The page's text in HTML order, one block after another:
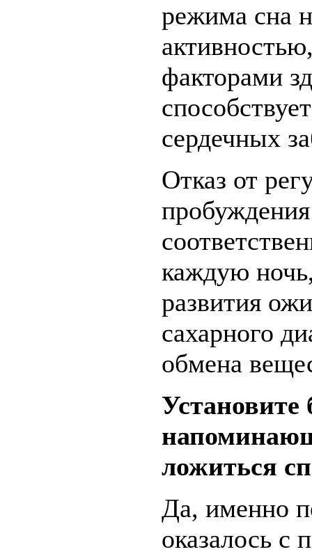
режима сна
факторами
сердечных
Отказ от
каждую
развития
сахарного
обмена
Установите
ложиться
Да, именно
оказалось с